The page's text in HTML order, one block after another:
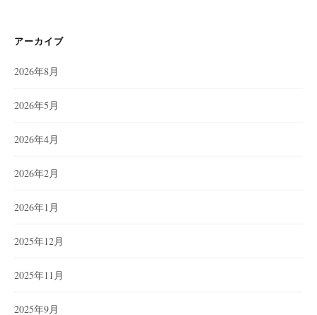
アーカイブ
2026年8月
2026年5月
2026年4月
2026年2月
2026年1月
2025年12月
2025年11月
2025年9月